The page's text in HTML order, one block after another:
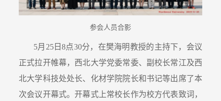
参会人员合影
5月25日8点30分，在樊海明教授的主持下，会议
正式拉开帷幕，西北大学党委常委、副校长常江及西
北大学科技处处长、化材学院院长和书记等出席了本
次会议开幕式。开幕式上常校长作为校方代表致词，